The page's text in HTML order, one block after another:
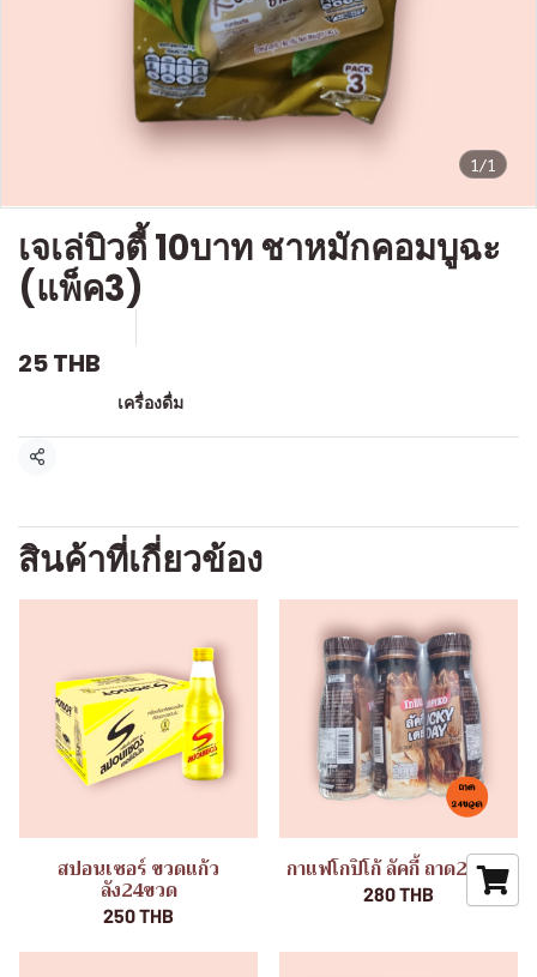
1/1
เจเล่บิวตี้ 10บาท ชาหมักคอมบูฉะ
(แพ็ค3)
25 THB
เครื่องดื่ม
แชร์
สินค้าที่เกี่ยวข้อง
สปอนเซอร์ ขวดแก้ว
ลัง24ขวด
250 THB
กาแฟโกปิโก้ ลัคกี้ ถาด24ขวด
280 THB